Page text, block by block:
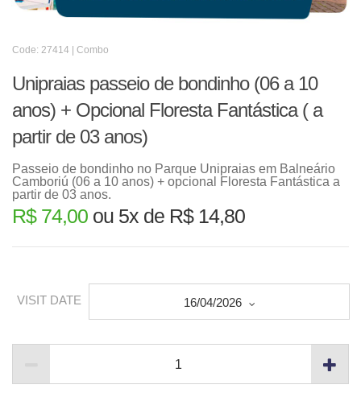
Code: 27414 | Combo
Unipraias passeio de bondinho (06 a 10
anos) + Opcional Floresta Fantástica ( a
partir de 03 anos)
Passeio de bondinho no Parque Unipraias em Balneário
Camboriú (06 a 10 anos) + opcional Floresta Fantástica a
partir de 03 anos.
R$ 74,00 ou 5x de R$ 14,80
VISIT DATE 16/04/2026